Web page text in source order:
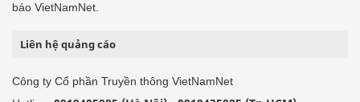
báo VietNamNet.
Liên hệ quảng cáo
Công ty Cổ phần Truyền thông VietNamNet